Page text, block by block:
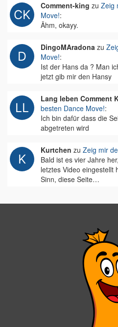
Comment-king zu Zeig
Move!:
Ähm, okayy.
DingoMAradona zu
Move!:
Ist der Hans da ? Man
jetzt gib mir den Hansy
Lang leben Comment
besten Dance Move!:
Ich bin dafür dass die
abgetreten wird
Kurtchen zu Zeig mir
Bald ist es vier Jahre
letztes Video eingestellt
Sinn, diese Seite…